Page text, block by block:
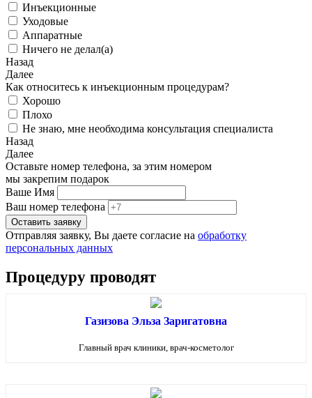
Инъекционные
Уходовые
Аппаратные
Ничего не делал(а)
Назад
Далее
Как относитесь к инъекционным процедурам?
Хорошо
Плохо
Не знаю, мне необходима консультация специалиста
Назад
Далее
Оставьте номер телефона, за этим номером
мы закрепим подарок
Ваше Имя
Ваш номер телефона
Отправляя заявку, Вы даете согласие на обработку
персональных данных
Процедуру проводят
Газизова Эльза Заригатовна
Главный врач клиники, врач-косметолог